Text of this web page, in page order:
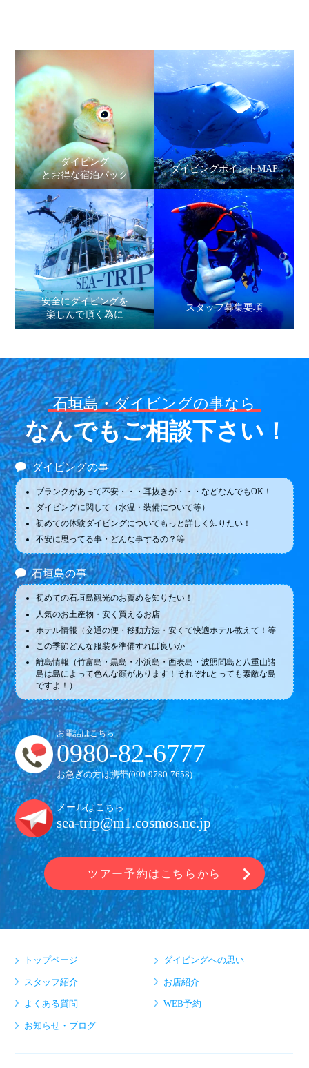
ダイビング
とお得な宿泊パック
ダイビングポイントMAP
安全にダイビングを
楽しんで頂く為に
スタッフ募集要項
石垣島・ダイビングの事なら
なんでもご相談下さい！
ダイビングの事
ブランクがあって不安・・・耳抜きが・・・などなんでもOK！
ダイビングに関して（水温・装備について等）
初めての体験ダイビングについてもっと詳しく知りたい！
不安に思ってる事・どんな事するの？等
石垣島の事
初めての石垣島観光のお薦めを知りたい！
人気のお土産物・安く買えるお店
ホテル情報（交通の便・移動方法・安くて快適ホテル教えて！等
この季節どんな服装を準備すれば良いか
離島情報（竹富島・黒島・小浜島・西表島・波照間島と八重山諸
島は島によって色んな顔があります！それぞれとっても素敵な島
ですよ！）
お電話はこちら
0980-82-6777
お急ぎの方は携帯(090-9780-7658)
メールはこちら
sea-trip@m1.cosmos.ne.jp
ツアー予約はこちらから
トップページ ダイビングへの思い
スタッフ紹介 お店紹介
よくある質問 WEB予約
お知らせ・ブログ